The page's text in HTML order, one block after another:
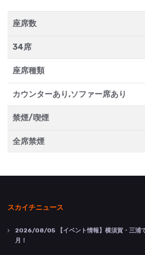
座席数
34席
座席種類
カウンターあり,ソファー席あり
禁煙/喫煙
全席禁煙
スカイチニュース
2026/08/05 【イベント情報】横須賀・三浦
月！